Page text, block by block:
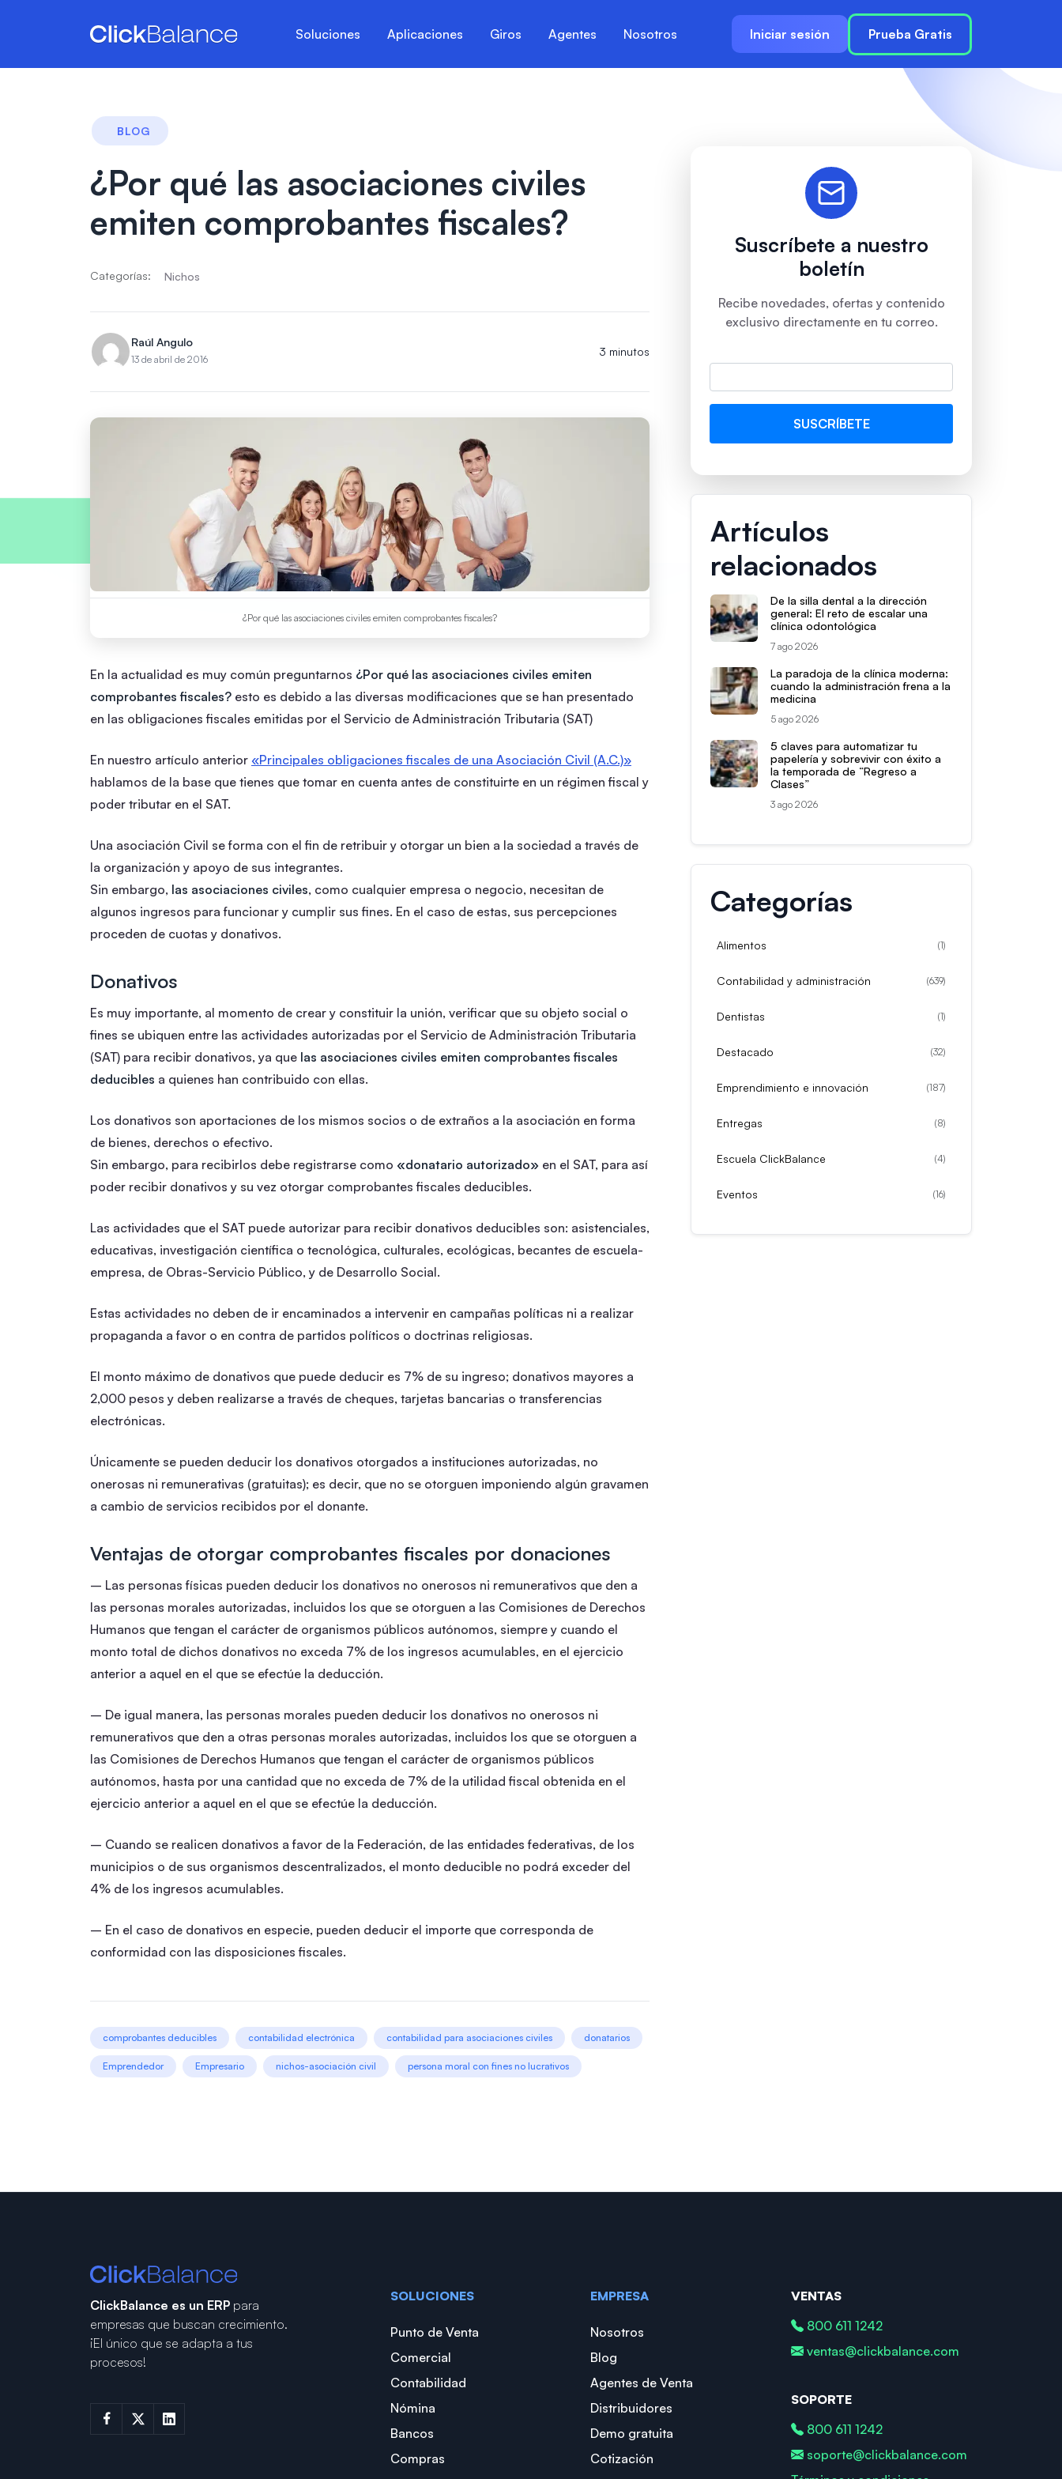
Soluciones Aplicaciones Giros Agentes Nosotros Iniciar sesión Prueba Gratis
BLOG
¿Por qué las asociaciones civiles
emiten comprobantes fiscales?
Categorías: Nichos
Raúl Angulo
13 de abril de 2016
3 minutos
¿Por qué las asociaciones civiles emiten comprobantes fiscales?
En la actualidad es muy común preguntarnos ¿Por qué las asociaciones civiles emiten
comprobantes fiscales? esto es debido a las diversas modificaciones que se han presentado
en las obligaciones fiscales emitidas por el Servicio de Administración Tributaria (SAT)
En nuestro artículo anterior «Principales obligaciones fiscales de una Asociación Civil (A.C.)»
hablamos de la base que tienes que tomar en cuenta antes de constituirte en un régimen fiscal y
poder tributar en el SAT.
Una asociación Civil se forma con el fin de retribuir y otorgar un bien a la sociedad a través de
la organización y apoyo de sus integrantes.
Sin embargo, las asociaciones civiles, como cualquier empresa o negocio, necesitan de
algunos ingresos para funcionar y cumplir sus fines. En el caso de estas, sus percepciones
proceden de cuotas y donativos.
Donativos
Es muy importante, al momento de crear y constituir la unión, verificar que su objeto social o
fines se ubiquen entre las actividades autorizadas por el Servicio de Administración Tributaria
(SAT) para recibir donativos, ya que las asociaciones civiles emiten comprobantes fiscales
deducibles a quienes han contribuido con ellas.
Los donativos son aportaciones de los mismos socios o de extraños a la asociación en forma
de bienes, derechos o efectivo.
Sin embargo, para recibirlos debe registrarse como «donatario autorizado» en el SAT, para así
poder recibir donativos y su vez otorgar comprobantes fiscales deducibles.
Las actividades que el SAT puede autorizar para recibir donativos deducibles son: asistenciales,
educativas, investigación científica o tecnológica, culturales, ecológicas, becantes de escuela-
empresa, de Obras-Servicio Público, y de Desarrollo Social.
Estas actividades no deben de ir encaminados a intervenir en campañas políticas ni a realizar
propaganda a favor o en contra de partidos políticos o doctrinas religiosas.
El monto máximo de donativos que puede deducir es 7% de su ingreso; donativos mayores a
2,000 pesos y deben realizarse a través de cheques, tarjetas bancarias o transferencias
electrónicas.
Únicamente se pueden deducir los donativos otorgados a instituciones autorizadas, no
onerosas ni remunerativas (gratuitas); es decir, que no se otorguen imponiendo algún gravamen
a cambio de servicios recibidos por el donante.
Ventajas de otorgar comprobantes fiscales por donaciones
– Las personas físicas pueden deducir los donativos no onerosos ni remunerativos que den a
las personas morales autorizadas, incluidos los que se otorguen a las Comisiones de Derechos
Humanos que tengan el carácter de organismos públicos autónomos, siempre y cuando el
monto total de dichos donativos no exceda 7% de los ingresos acumulables, en el ejercicio
anterior a aquel en el que se efectúe la deducción.
– De igual manera, las personas morales pueden deducir los donativos no onerosos ni
remunerativos que den a otras personas morales autorizadas, incluidos los que se otorguen a
las Comisiones de Derechos Humanos que tengan el carácter de organismos públicos
autónomos, hasta por una cantidad que no exceda de 7% de la utilidad fiscal obtenida en el
ejercicio anterior a aquel en el que se efectúe la deducción.
– Cuando se realicen donativos a favor de la Federación, de las entidades federativas, de los
municipios o de sus organismos descentralizados, el monto deducible no podrá exceder del
4% de los ingresos acumulables.
– En el caso de donativos en especie, pueden deducir el importe que corresponda de
conformidad con las disposiciones fiscales.
comprobantes deducibles contabilidad electrónica contabilidad para asociaciones civiles donatarios
Emprendedor Empresario nichos-asociación civil persona moral con fines no lucrativos
Suscríbete a nuestro
boletín
Recibe novedades, ofertas y contenido
exclusivo directamente en tu correo.
Artículos
relacionados
De la silla dental a la dirección
general: El reto de escalar una
clínica odontológica
7 ago 2026
La paradoja de la clínica moderna:
cuando la administración frena a la
medicina
5 ago 2026
5 claves para automatizar tu
papelería y sobrevivir con éxito a
la temporada de “Regreso a
Clases”
3 ago 2026
Categorías
Alimentos (1)
Contabilidad y administración (639)
Dentistas (1)
Destacado (32)
Emprendimiento e innovación (187)
Entregas (8)
Escuela ClickBalance (4)
Eventos (16)
ClickBalance es un ERP para
empresas que buscan crecimiento.
¡El único que se adapta a tus
procesos!
SOLUCIONES
Punto de Venta
Comercial
Contabilidad
Nómina
Bancos
Compras
EMPRESA
Nosotros
Blog
Agentes de Venta
Distribuidores
Demo gratuita
Cotización
VENTAS
800 611 1242
ventas@clickbalance.com
SOPORTE
800 611 1242
soporte@clickbalance.com